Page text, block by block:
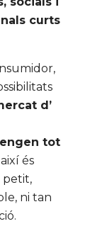
curts
d’
tot
és
petit,
ni tan